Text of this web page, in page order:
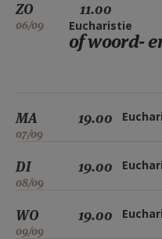
ZO
06/09
11.00
Eucharistie
of woord-
MA
07/09
19.00
DI
08/09
19.00
WO
09/09
19.00